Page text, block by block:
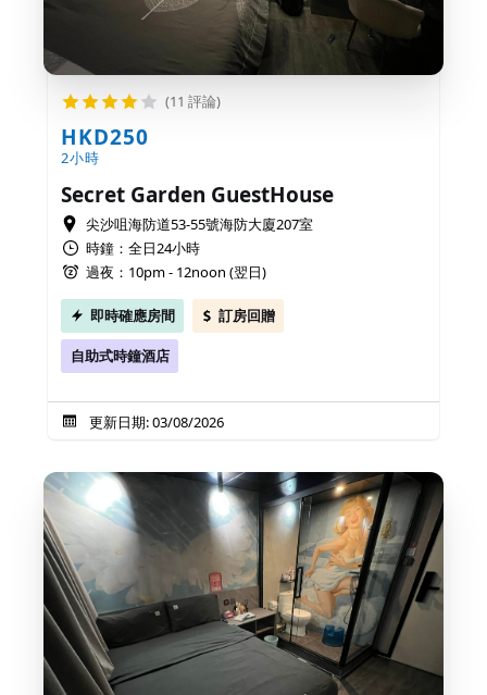
(11 評論)
HKD250
2小時
Secret Garden GuestHouse
尖沙咀海防道53-55號海防大廈207室
時鐘：全日24小時
過夜：10pm - 12noon (翌日)
即時確應房間 訂房回贈
自助式時鐘酒店
更新日期: 03/08/2026